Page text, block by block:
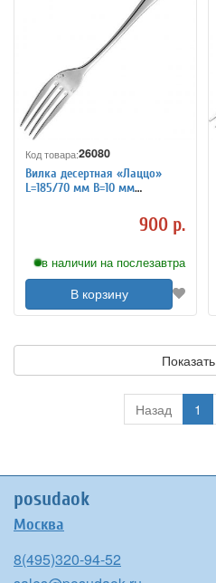
Код товара:26080
Вилка десертная «Лаццо»
L=185/70 мм B=10 мм
900 р.
в наличии на послезавтра
В корзину
Назад 1
posudaok
Москва
8(495)320-94-52